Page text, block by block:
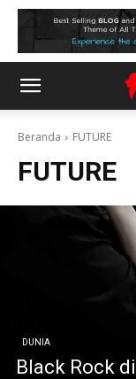
Beranda FUTURE
FUTURE
DUNIA
Black Rock